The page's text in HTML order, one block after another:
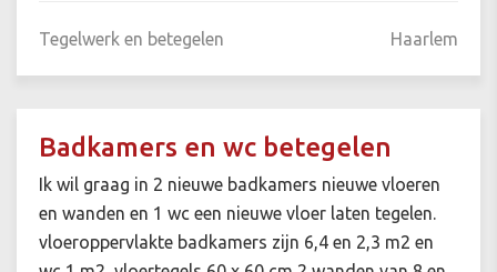
Tegelwerk en betegelen Haarlem
Badkamers en wc betegelen
Ik wil graag in 2 nieuwe badkamers nieuwe vloeren
en wanden en 1 wc een nieuwe vloer laten tegelen.
vloeroppervlakte badkamers zijn 6,4 en 2,3 m2 en